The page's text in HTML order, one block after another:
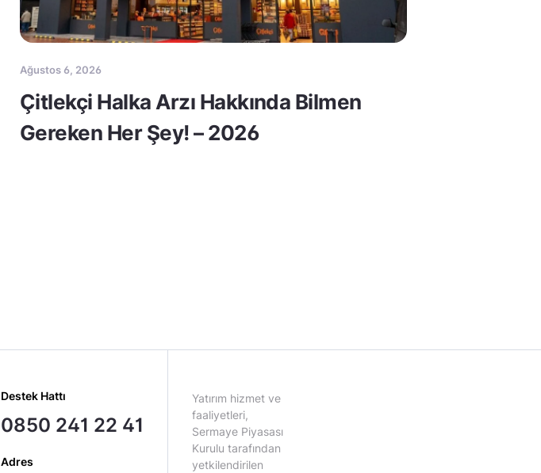
Ağustos 6, 2026
Çitlekçi Halka Arzı Hakkında Bilmen
Gereken Her Şey! – 2026
Destek Hattı
0850 241 22 41
Adres
Yatırım hizmet ve
faaliyetleri,
Sermaye Piyasası
Kurulu tarafından
yetkilendirilen